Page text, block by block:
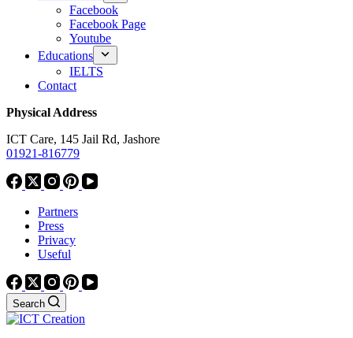
Facebook
Facebook Page
Youtube
Educations
IELTS
Contact
Physical Address
ICT Care, 145 Jail Rd, Jashore
01921-816779
Partners
Press
Privacy
Useful
Search